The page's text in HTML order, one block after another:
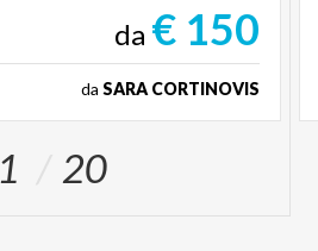
da € 150
da SARA CORTINOVIS
1 20